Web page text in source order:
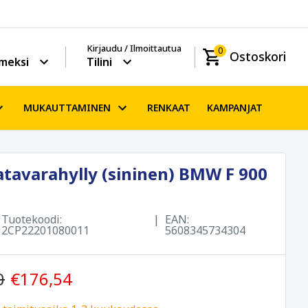
Kirjaudu / Ilmoittautua
Tilini
0 Ostoskori
MUKAUTTAMINEN RENKAAT KAMPANJAT
(sininen) BMW F 900
Tuotekoodi:
2CP22201080011
EAN:
5608345734304
€176,54